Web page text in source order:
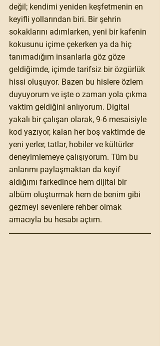
değil; kendimi yeniden keşfetmenin en
keyifli yollarından biri. Bir şehrin
sokaklarını adımlarken, yeni bir kafenin
kokusunu içime çekerken ya da hiç
tanımadığım insanlarla göz göze
geldiğimde, içimde tarifsiz bir özgürlük
hissi oluşuyor. Bazen bu hislere özlem
duyuyorum ve işte o zaman yola çıkma
vaktim geldiğini anlıyorum. Digital
yakalı bir çalışan olarak, 9-6 mesaisiyle
kod yazıyor, kalan her boş vaktimde de
yeni yerler, tatlar, hobiler ve kültürler
deneyimlemeye çalışıyorum. Tüm bu
anlarımı paylaşmaktan da keyif
aldığımı farkedince hem dijital bir
albüm oluşturmak hem de benim gibi
gezmeyi sevenlere rehber olmak
amacıyla bu hesabı açtım.